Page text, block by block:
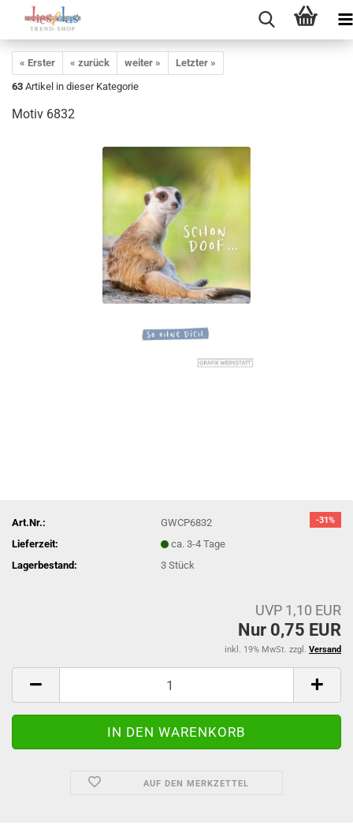
« Erster « zurück weiter »
Letzter »
63 Artikel in dieser Kategorie
Motiv 6832
-31%
Art.Nr.:
GWCP6832
Lieferzeit:
ca. 3-4 Tage
Lagerbestand:
3Stück
UVP 1,10 EUR
Nur 0,75 EUR
inkl. 19% MwSt. zzgl. Versand
AUF DEN MERKZETTEL